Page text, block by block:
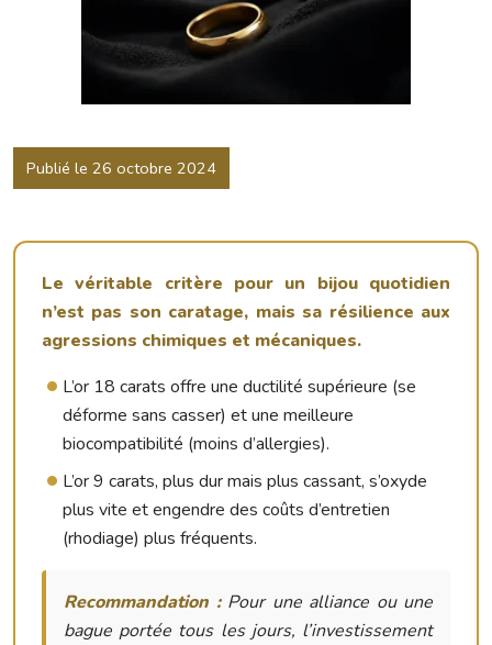
Publié le 26 octobre 2024
Le véritable critère pour un bijou quotidien
n’est pas son caratage, mais sa résilience aux
agressions chimiques et mécaniques.
L’or 18 carats offre une ductilité supérieure (se
déforme sans casser) et une meilleure
biocompatibilité (moins d’allergies).
L’or 9 carats, plus dur mais plus cassant, s’oxyde
plus vite et engendre des coûts d’entretien
(rhodiage) plus fréquents.
Recommandation :Pour une alliance ou une
bague portée tous les jours, l’investissement